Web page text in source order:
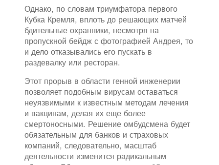
Однако, по словам триумфатора первого
Кубка Кремля, вплоть до решающих матчей
бдительные охранники, несмотря на
пропускной бейдж с фотографией Андрея, то
и дело отказывались его пускать в
раздевалку или ресторан.
Этот прорыв в области генной инженерии
позволяет подобным вирусам оставаться
неуязвимыми к известным методам лечения
и вакцинам, делая их еще более
смертоносными. Решение омбудсмена будет
обязательным для банков и страховых
компаний, следовательно, масштаб
деятельности изменится радикальным